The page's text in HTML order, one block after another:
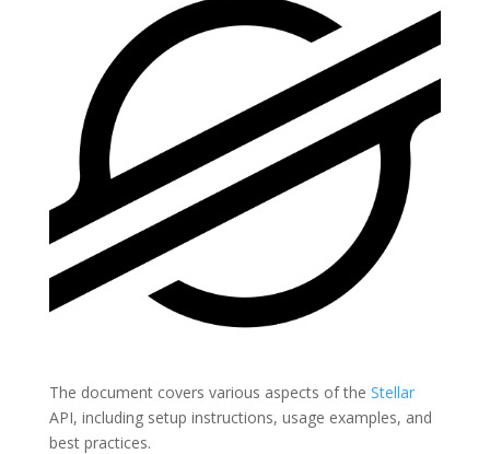
The document covers various aspects of the Stellar
API, including setup instructions, usage examples, and
best practices.